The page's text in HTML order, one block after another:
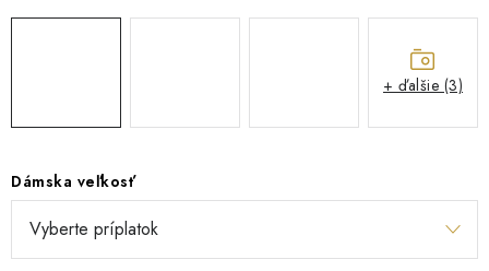
Dámska veľkosť
+ ďalšie (3)